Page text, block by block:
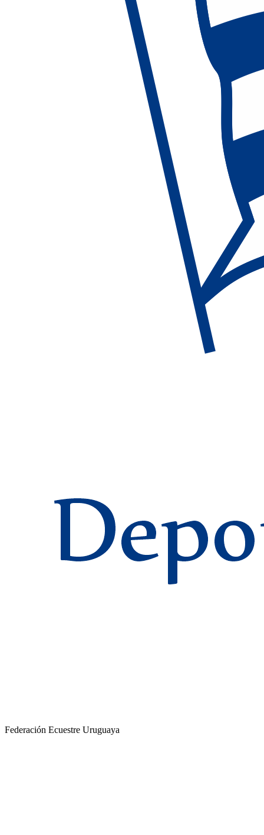
Federación Ecuestre Uruguaya